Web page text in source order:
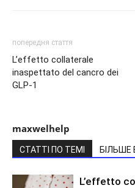
попередня стаття
L’effetto collaterale
inaspettato del cancro dei
GLP-1
maxwelhelp
СТАТТІ ПО ТЕМІ БІЛЬШЕ
L’effetto